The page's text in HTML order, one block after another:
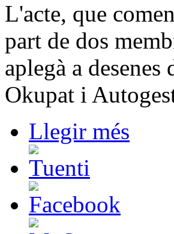
L'acte, que
part de dos
aplegà a
Okupat i
Llegir més